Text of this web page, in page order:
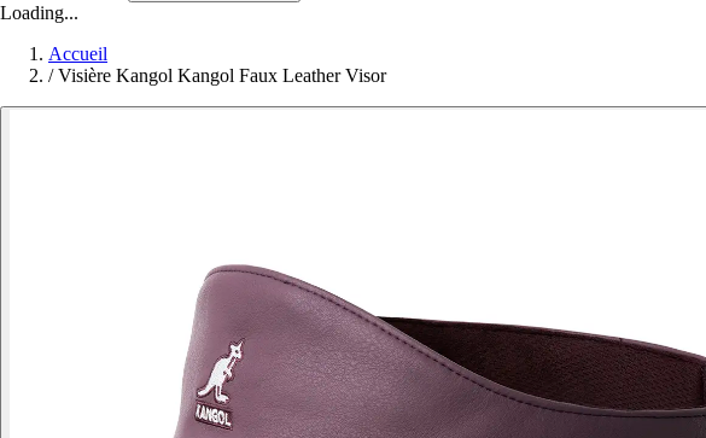
Loading...
Accueil
/ Visière Kangol Kangol Faux Leather Visor